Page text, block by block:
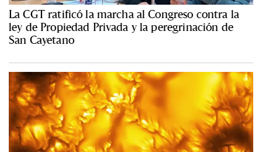
La CGT ratificó la marcha al Congreso contra la
ley de Propiedad Privada y la peregrinación de
San Cayetano